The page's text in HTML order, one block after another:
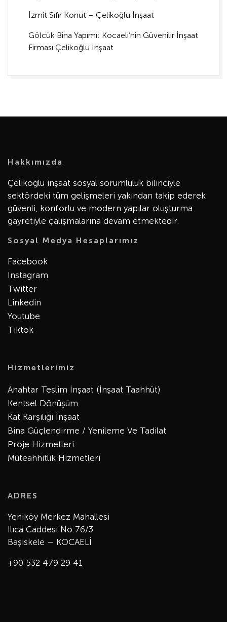
İzmit Sıfır Konut – Çelikoğlu İnşaat
Gölcük Bina Yapımı: Kocaeli’nin Güvenilir İnşaat
Firması Çelikoğlu İnşaat
Hakkımızda
Çelikoğlu inşaat sosyal sorumluluk bilinciyle
sektördeki tüm gelişmeleri yakından takip ederek
güvenli, konforlu ve modern yapılar oluşturma
gayretiyle çalışmalarına devam etmektedir.
Sosyal Medya Hesaplarımız
Facebook
Instagram
Twitter
Linkedin
Youtube
Tiktok
Hizmetlerimiz
Anahtar Teslim İnşaat (İnşaat Taahhüt)
Kentsel Dönüşüm
Kat Karşılığı İnşaat
Bina Güçlendirme / Yenileme Ve Tadilat
Proje Hizmetleri
Müteahhitlik Hizmetleri
ADRES
Yeniköy Merkez Mahallesi
Ilıca Caddesi No:76/3
Başiskele – KOCAELİ
+90 532 479 29 41